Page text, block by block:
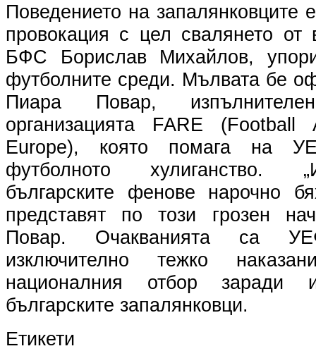
Поведението на
провокация с цел свалянето
БФС Борислав Михайлов,
футболните среди. Мълвата бе
Пиара Повар,
организацията FARE
Europe), която помага на
футболното хулиганство.
българските фенове нарочно
представят по този грозен
Повар. Очакванията са
изключително тежко
националния отбор заради
българските запалянковци.
Етикети